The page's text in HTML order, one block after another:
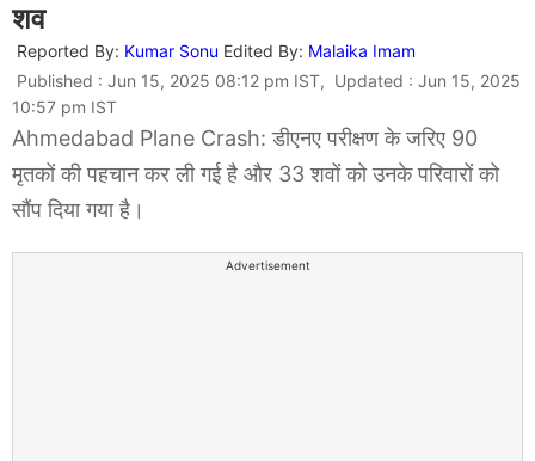
शव
Reported By: Kumar Sonu Edited By: Malaika Imam
Published : Jun 15, 2025 08:12 pm IST, Updated : Jun 15, 2025
10:57 pm IST
Ahmedabad Plane Crash: डीएनए परीक्षण के जरिए 90
मृतकों की पहचान कर ली गई है और 33 शवों को उनके परिवारों को
सौंप दिया गया है।
Advertisement